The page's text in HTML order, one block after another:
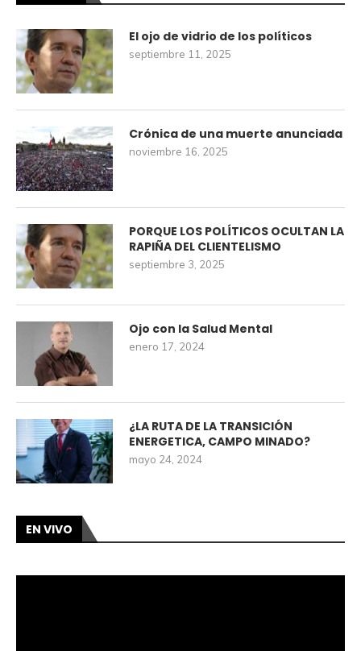
El ojo de vidrio de los políticos
septiembre 11, 2025
Crónica de una muerte anunciada
noviembre 16, 2025
PORQUE LOS POLÍTICOS OCULTAN LA
RAPIÑA DEL CLIENTELISMO
septiembre 3, 2025
Ojo con la Salud Mental
enero 17, 2024
¿LA RUTA DE LA TRANSICIÓN
ENERGETICA, CAMPO MINADO?
mayo 24, 2024
EN VIVO